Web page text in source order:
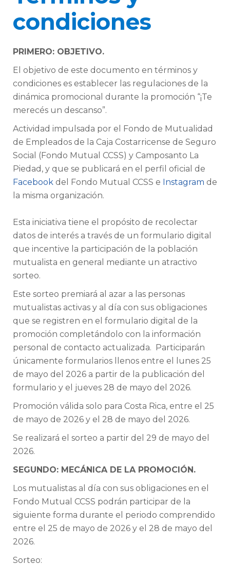
condiciones
PRIMERO: OBJETIVO.
El objetivo de este documento en términos y
condiciones es establecer las regulaciones de la
dinámica promocional durante la promoción “¡Te
merecés un descanso”.
Actividad impulsada por el Fondo de Mutualidad
de Empleados de la Caja Costarricense de Seguro
Social (Fondo Mutual CCSS) y Camposanto La
Piedad, y que se publicará en el perfil oficial de
Facebook del Fondo Mutual CCSS e Instagram de
la misma organización.
Esta iniciativa tiene el propósito de recolectar
datos de interés a través de un formulario digital
que incentive la participación de la población
mutualista en general mediante un atractivo
sorteo.
Este sorteo premiará al azar a las personas
mutualistas activas y al día con sus obligaciones
que se registren en el formulario digital de la
promoción completándolo con la información
personal de contacto actualizada. Participarán
únicamente formularios llenos entre el lunes 25
de mayo del 2026 a partir de la publicación del
formulario y el jueves 28 de mayo del 2026.
Promoción válida solo para Costa Rica, entre el 25
de mayo de 2026 y el 28 de mayo del 2026.
Se realizará el sorteo a partir del 29 de mayo del
2026.
SEGUNDO: MECÁNICA DE LA PROMOCIÓN.
Los mutualistas al día con sus obligaciones en el
Fondo Mutual CCSS podrán participar de la
siguiente forma durante el periodo comprendido
entre el 25 de mayo de 2026 y el 28 de mayo del
2026.
Sorteo: